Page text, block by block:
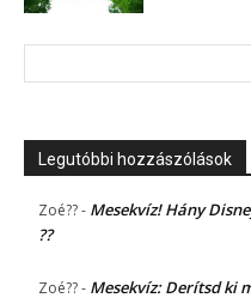
Legutóbbi hozzászólások
Zoé??- Mesekvíz! Hány
??
Zoé??- Mesekvíz: Derítsd ki